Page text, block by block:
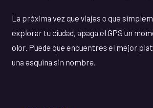
La próxima vez que viajes o que
explorar tu ciudad, apaga el GPS un
olor. Puede que encuentres el mejor
una esquina sin nombre.